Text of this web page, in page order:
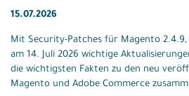
15.07.2026
Mit Security-Patches für Magento 2.4.9,
am 14. Juli 2026 wichtige
die wichtigsten Fakten zu den neu
Magento und Adobe Commerce